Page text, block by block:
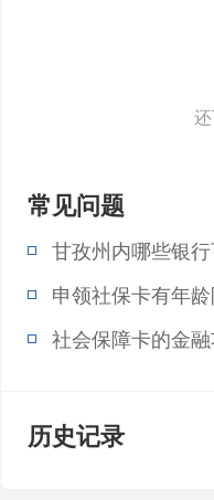
常见问题
甘孜州内哪些银
申领社保卡有年
社会保障卡的金
历史记录